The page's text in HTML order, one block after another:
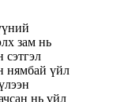
зам нь
сэтгэл
нямбай үйл
нь үйл